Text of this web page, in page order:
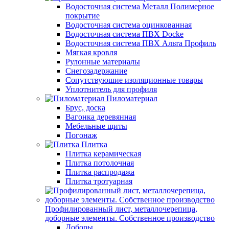
Водосточная система Металл Полимерное
покрытие
Водосточная система оцинкованная
Водосточная система ПВХ Docke
Водосточная система ПВХ Альта Профиль
Мягкая кровля
Рулонные материалы
Снегозадержание
Сопутствуюшие изоляционные товары
Уплотнитель для профиля
Пиломатериал
Брус, доска
Вагонка деревянная
Мебельные щиты
Погонаж
Плитка
Плитка керамическая
Плитка потолочная
Плитка распродажа
Плитка тротуарная
Профилированный лист, металлочерепица,
доборные элементы. Собственное производство
Доборы